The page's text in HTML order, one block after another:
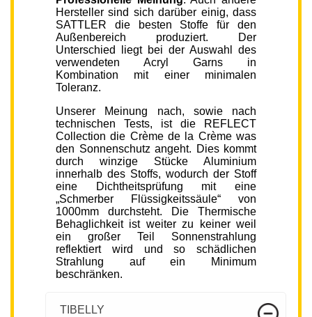
Hersteller sind sich darüber einig, dass
SATTLER die besten Stoffe für den
Außenbereich produziert. Der
Unterschied liegt bei der Auswahl des
verwendeten Acryl Garns in
Kombination mit einer minimalen
Toleranz.
Unserer Meinung nach, sowie nach
technischen Tests, ist die REFLECT
Collection die Crème de la Crème was
den Sonnenschutz angeht. Dies kommt
durch winzige Stücke Aluminium
innerhalb des Stoffs, wodurch der Stoff
eine Dichtheitsprüfung mit eine
„Schmerber Flüssigkeitssäule“ von
1000mm durchsteht. Die Thermische
Behaglichkeit ist weiter zu keiner weil
ein großer Teil Sonnenstrahlung
reflektiert wird und so schädlichen
Strahlung auf ein Minimum
beschränken.
TIBELLY